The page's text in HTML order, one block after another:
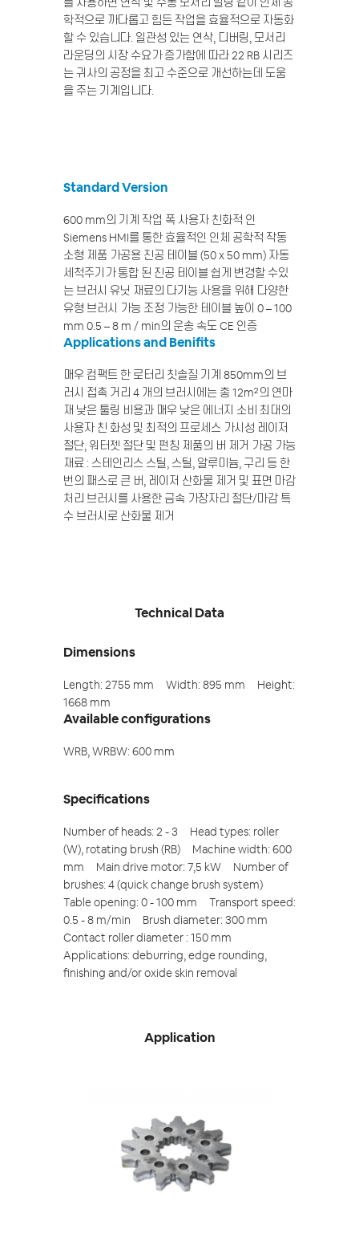
학적으로 까다롭고 힘든 작업을 효율적으로 자동화
할 수 있습니다. 일관성 있는 연삭, 디버링, 모서리
라운딩의 시장 수요가 증가함에 따라 22 RB 시리즈
는 귀사의 공정을 최고 수준으로 개선하는데 도움
을 주는 기계입니다.
Standard Version
600 mm의 기계 작업 폭 사용자 친화적 인
Siemens HMI를 통한 효율적인 인체 공학적 작동
소형 제품 가공용 진공 테이블 (50 x 50 mm) 자동
세척주기가 통합 된 진공 테이블쉽게 변경할 수있
는 브러시 유닛 재료의 다기능 사용을 위해 다양한
유형 브러시 가능 조정 가능한 테이블 높이 0 – 100
mm 0.5 – 8 m / min의 운송 속도 CE 인증
Applications and Benifits
매우 컴팩트 한 로터리 칫솔질 기계 850mm의 브
러시 접촉 거리 4 개의 브러시에는 총 12m²의 연마
재 낮은 툴링 비용과 매우 낮은 에너지 소비 최대의
사용자 친 화성 및 최적의 프로세스 가시성 레이저
절단, 워터젯 절단 및 펀칭 제품의 버 제거 가공 가능
재료 : 스테인리스 스틸, 스틸, 알루미늄, 구리 등 한
번의 패스로 큰 버, 레이저 산화물 제거 및 표면 마감
처리 브러시를 사용한 금속 가장자리 절단/마감 특
수 브러시로 산화물 제거
Technical Data
Dimensions
Length: 2755 mm Width: 895 mm Height:
1668 mm
Available configurations
WRB, WRBW: 600 mm
Specifications
Number of heads: 2 - 3 Head types: roller
(W), rotating brush (RB) Machine width: 600
mm Main drive motor: 7,5 kW Number of
brushes: 4 (quick change brush system)
Table opening: 0 - 100 mm Transport speed:
0.5 - 8 m/min Brush diameter: 300 mm
Contact roller diameter : 150 mm
Applications: deburring, edge rounding,
finishing and/or oxide skin removal
Application